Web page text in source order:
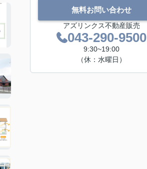
無料お問い合わせ
アズリンクス不動産販売
043-290-9500
9:30~19:00
（休：水曜日）